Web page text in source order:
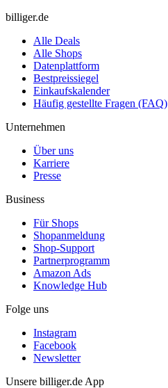
billiger.de
Alle Deals
Alle Shops
Datenplattform
Bestpreissiegel
Einkaufskalender
Häufig gestellte Fragen (FAQ)
Unternehmen
Über uns
Karriere
Presse
Business
Für Shops
Shopanmeldung
Shop-Support
Partnerprogramm
Amazon Ads
Knowledge Hub
Folge uns
Instagram
Facebook
Newsletter
Unsere billiger.de App